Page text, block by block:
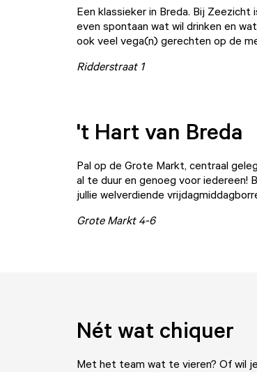
Een klassieker in Breda. Bij Zeezicht
even spontaan wat wil drinken en
ook veel vega(n) gerechten op de
Ridderstraat 1
't Hart van Breda
Pal op de Grote Markt, centraal
al te duur en genoeg voor iedereen!
jullie welverdiende
Grote Markt 4-6
Nét wat chiquer
Met het team wat te vieren? Of wil